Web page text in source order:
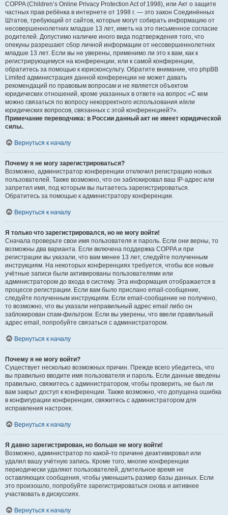
COPPA (Children’s Online Privacy Protection Act of 1998), или Акт о защите
частных прав ребёнка в интернете от 1998 г. — это закон Соединённых
Штатов, требующий от сайтов, которые могут собирать информацию от
несовершеннолетних младше 13 лет, иметь на это письменное согласие
родителей. Допустимо наличие иного вида подтверждения того, что
опекуны разрешают сбор личной информации от несовершеннолетних
младше 13 лет. Если вы не уверены, применимо ли это к вам, как к
регистрирующемуся на конференции, или к самой конференции,
обратитесь за помощью к юрисконсульту. Обратите внимание, что phpBB
Limited администрация данной конференции не может давать
рекомендаций по правовым вопросам и не является объектом
юридических отношений, кроме указанных в ответе на вопрос «С кем
можно связаться по вопросу некорректного использования и/или
юридических вопросов, связанных с этой конференцией?».
Примечание переводчика: в России данный акт не имеет юридической
силы..
Вернуться к началу
Почему я не могу зарегистрироваться?
Возможно, администратор конференции отключил регистрацию новых
пользователей. Также возможно, что он заблокировал ваш IP-адрес или
запретил имя, под которым вы пытаетесь зарегистрироваться.
Обратитесь за помощью к администратору конференции.
Вернуться к началу
Я только что зарегистрировался, но не могу войти!
Сначала проверьте свои имя пользователя и пароль. Если они верны, то
возможны два варианта. Если включена поддержка COPPA и при
регистрации вы указали, что вам менее 13 лет, следуйте полученным
инструкциям. На некоторых конференциях требуется, чтобы все новые
учётные записи были активированы пользователями или
администратором до входа в систему. Эта информация отображается в
процессе регистрации. Если вам было прислано email-сообщение,
следуйте полученным инструкциям. Если email-сообщение не получено,
то возможно, что вы указали неправильный адрес email либо он
заблокирован спам-фильтром. Если вы уверены, что ввели правильный
адрес email, попробуйте связаться с администратором.
Вернуться к началу
Почему я не могу войти?
Существует несколько возможных причин. Прежде всего убедитесь, что
вы правильно вводите имя пользователя и пароль. Если данные введены
правильно, свяжитесь с администратором, чтобы проверить, не был ли
вам закрыт доступ к конференции. Также возможно, что допущена ошибка
в конфигурации конференции, свяжитесь с администратором для
исправления настроек.
Вернуться к началу
Я давно зарегистрирован, но больше не могу войти!
Возможно, администратор по какой-то причине деактивировал или
удалил вашу учётную запись. Кроме того, многие конференции
периодически удаляют пользователей, длительное время не
оставляющих сообщения, чтобы уменьшить размер базы данных. Если
это произошло, попробуйте зарегистрироваться снова и активнее
участвовать в дискуссиях.
Вернуться к началу